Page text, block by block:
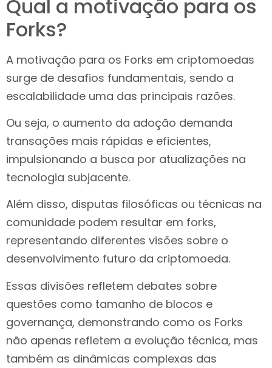
Qual a motivação para os
Forks?
A motivação para os Forks em criptomoedas
surge de desafios fundamentais, sendo a
escalabilidade uma das principais razões.
Ou seja, o aumento da adoção demanda
transações mais rápidas e eficientes,
impulsionando a busca por atualizações na
tecnologia subjacente.
Além disso, disputas filosóficas ou técnicas na
comunidade podem resultar em forks,
representando diferentes visões sobre o
desenvolvimento futuro da criptomoeda.
Essas divisões refletem debates sobre
questões como tamanho de blocos e
governança, demonstrando como os Forks
não apenas refletem a evolução técnica, mas
também as dinâmicas complexas das